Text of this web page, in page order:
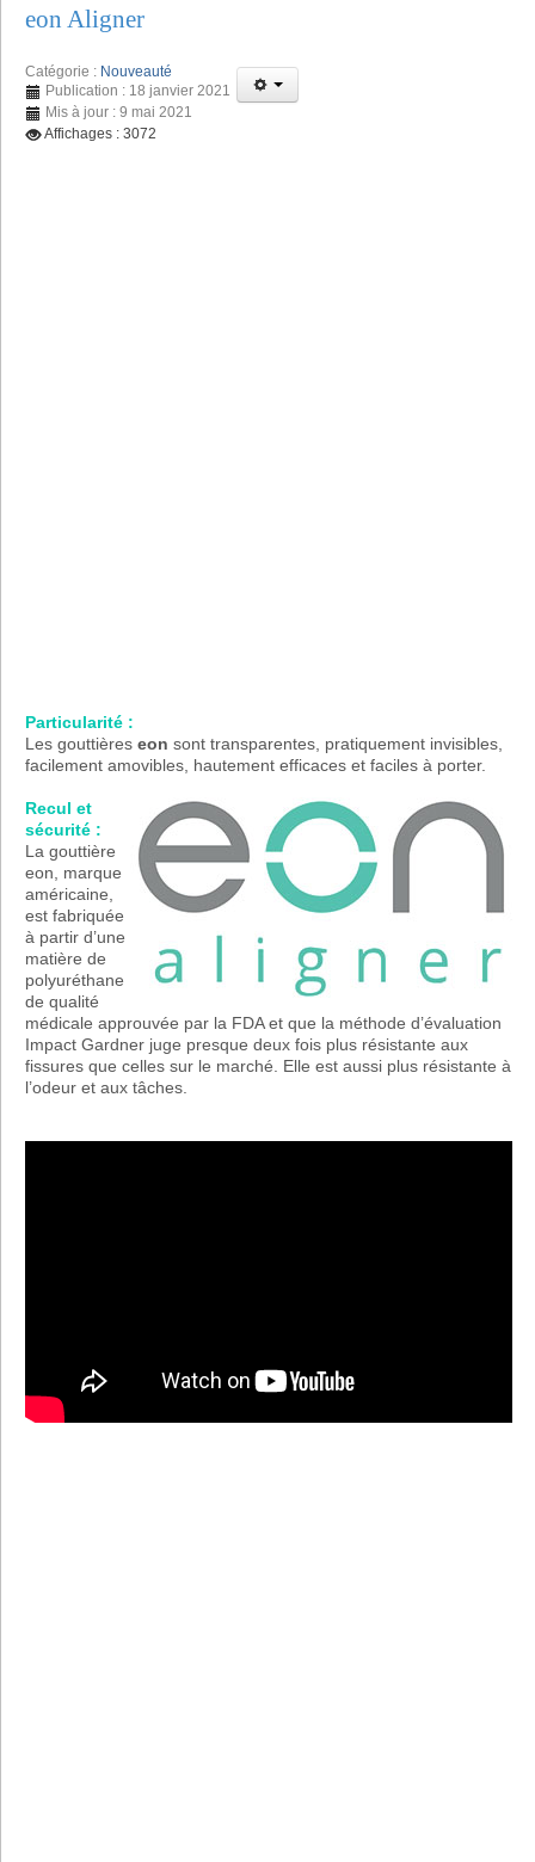
eon Aligner
Catégorie : Nouveauté
Publication : 18 janvier 2021
Mis à jour : 9 mai 2021
Affichages : 3072
Particularité :
Les gouttières eon sont transparentes, pratiquement invisibles,
facilement amovibles, hautement efficaces et faciles à porter.
Recul et
sécurité :
La gouttière
eon, marque
américaine,
est fabriquée
à partir d’une
matière de
polyuréthane
de qualité
médicale approuvée par la FDA et que la méthode d’évaluation
Impact Gardner juge presque deux fois plus résistante aux
fissures que celles sur le marché. Elle est aussi plus résistante à
l’odeur et aux tâches.